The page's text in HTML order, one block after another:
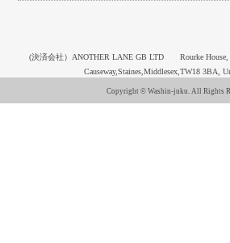
(決済会社）ANOTHER LANE GB LTD Rourke House,
Causeway,Staines,Middlesex,TW18 3BA,
Copyright © Washin-juku. All Rights